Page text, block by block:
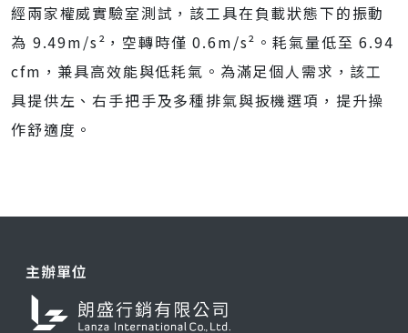
經兩家權威實驗室測試，該工具在負載狀態下的振動
為 9.49m/s²，空轉時僅 0.6m/s²。耗氣量低至 6.94
cfm，兼具高效能與低耗氣。為滿足個人需求，該工
具提供左、右手把手及多種排氣與扳機選項，提升操
作舒適度。
主辦單位